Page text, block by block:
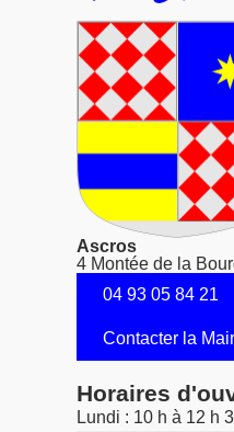
Ascros
4 Montée de la
04 93 05 84 21
Contacter la
Horaires
Lundi : 10 h à 12 h